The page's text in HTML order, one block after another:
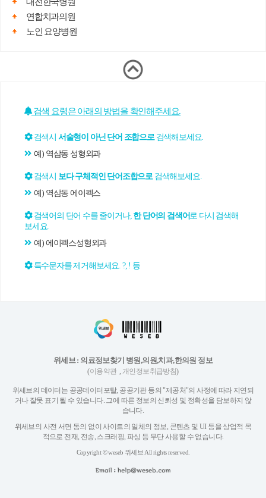
연합치과의원
노인 요양병원
검색 요령은 아래의 방법을 확인해주세요.
검색시 서술형이 아닌 단어 조합으로검색해보세요.
예) 역삼동 성형외과
검색시 보다 구체적인 단어조합으로검색해보세요.
예) 역삼동 에이펙스
검색어의 단어 수를 줄이거나, 한 단어의 검색어로 다시 검색해
보세요.
예) 에이펙스성형외과
특수문자를 제거해보세요. ?, ! 등
위세브 : 의료정보찾기 병원,의원,치과,한의원 정보
(이용약관, 개인정보취급방침)
위세브의 데이터는 공공데이터포탈, 공공기관 등의 "제공처"의 사정에 따라 지연되
거나 잘못 표기 될 수 있습니다. 그에 따른 정보의 신뢰성 및 정확성을 담보하지 않
습니다.
위세브의 사전 서면 동의 없이 사이트의 일체의 정보, 콘텐츠 및 UI 등을 상업적 목
적으로 전재, 전송, 스크래핑, 파싱 등 무단 사용할 수 없습니다.
Copyright © weseb 위세브 All rights reserved.